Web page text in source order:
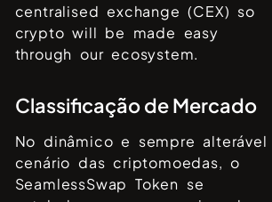
centralised exchange (CEX) so
crypto will be made easy
through our ecosystem.
Classificação de Mercado
No dinâmico e sempre alterável
cenário das criptomoedas, o
SeamlessSwap Token se